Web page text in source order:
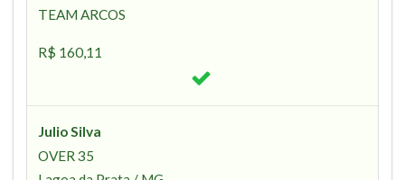
TEAM ARCOS
R$ 160,11
Julio Silva
OVER 35